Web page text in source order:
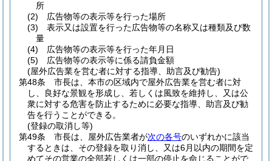
所
(2)
広告物等の表示等を行った場所
(3)
表示又は設置を行った広告物等の名称又は種類及び数
量
(4)
広告物等の表示等を行った年月日
(5)
広告物等の表示等に係る請負金額
(屋外広告業を営む者に対する指導、助言及び勧告)
第48条
市長は、本市の区域内で屋外広告業を営む者に対
し、良好な景観を形成し、若しくは風致を維持し、又は公
衆に対する危害を防止するために必要な指導、助言及び勧
告を行うことができる。
(登録の取消し等)
第49条
市長は、屋外広告業者が次の各号のいずれかに該当
するときは、その登録を取り消し、又は6月以内の期間を定
めてその営業の全部若しくは一部の停止を命じることがで